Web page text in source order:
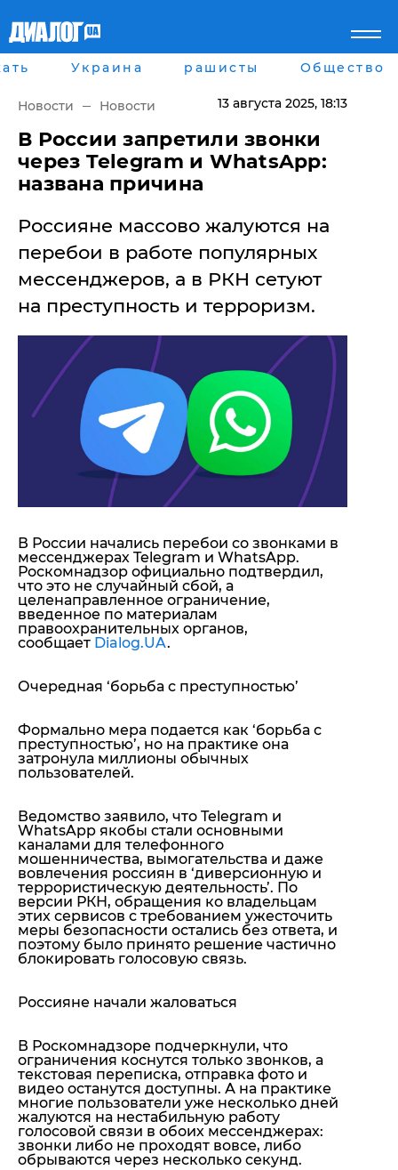
Главная
рассея
Мир
Беларусь
Военное обозрение
Наука и Техника
Мнение
Пресса
Шоу-биз
Здоровье
Украина
Спорт
Культура
Города
Луганск
Харьков
Днепр
Война на Донбассе и в
Крыму
"ДНР"
Оккупация Крыма
Новости Крыма
Армия Украины
Лайф стайл
Здоровье
Помощь проекту
Стиль Диалога
Шоу-биз
Культура
Пресс-релизы
Мнение
Блоги
ИноСМИ
Украина рашисты Общество
Новости Новости 13 августа 2025, 18:13
В России запретили звонки
через Telegram и WhatsApp:
названа причина
Россияне массово жалуются на
перебои в работе популярных
мессенджеров, а в РКН сетуют
на преступность и терроризм.
В России начались перебои со звонками в
мессенджерах Telegram и WhatsApp.
Роскомнадзор официально подтвердил,
что это не случайный сбой, а
целенаправленное ограничение,
введенное по материалам
правоохранительных органов,
сообщает Dialog.UA.
Очередная ‘борьба с преступностью’
Формально мера подается как ‘борьба с
преступностью’, но на практике она
затронула миллионы обычных
пользователей.
Ведомство заявило, что Telegram и
WhatsApp якобы стали основными
каналами для телефонного
мошенничества, вымогательства и даже
вовлечения россиян в ‘диверсионную и
террористическую деятельность’. По
версии РКН, обращения ко владельцам
этих сервисов с требованием ужесточить
меры безопасности остались без ответа, и
поэтому было принято решение частично
блокировать голосовую связь.
Россияне начали жаловаться
В Роскомнадзоре подчеркнули, что
ограничения коснутся только звонков, а
текстовая переписка, отправка фото и
видео останутся доступны. А на практике
многие пользователи уже несколько дней
жалуются на нестабильную работу
голосовой связи в обоих мессенджерах:
звонки либо не проходят вовсе, либо
обрываются через несколько секунд.